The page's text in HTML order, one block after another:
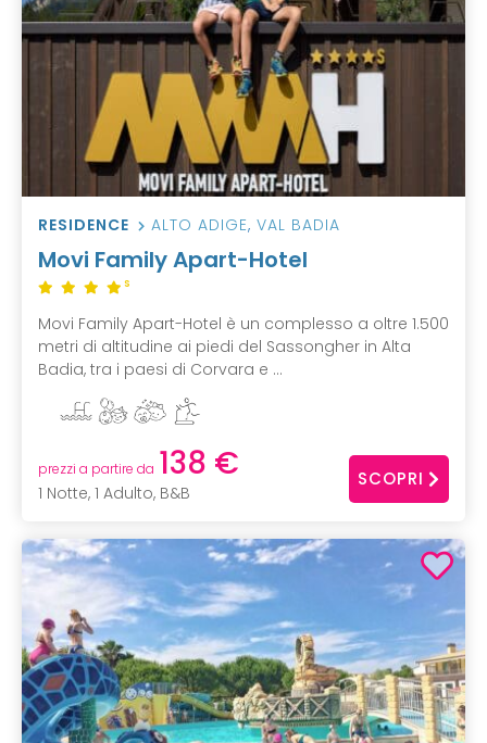
RESIDENCE ALTO ADIGE, VAL BADIA
Movi Family Apart-Hotel
S
Movi Family Apart-Hotel è un complesso a oltre 1.500
metri di altitudine ai piedi del Sassongher in Alta
Badia, tra i paesi di Corvara e ...
prezzi a partire da 138 €
1 Notte, 1 Adulto, B&B
SCOPRI